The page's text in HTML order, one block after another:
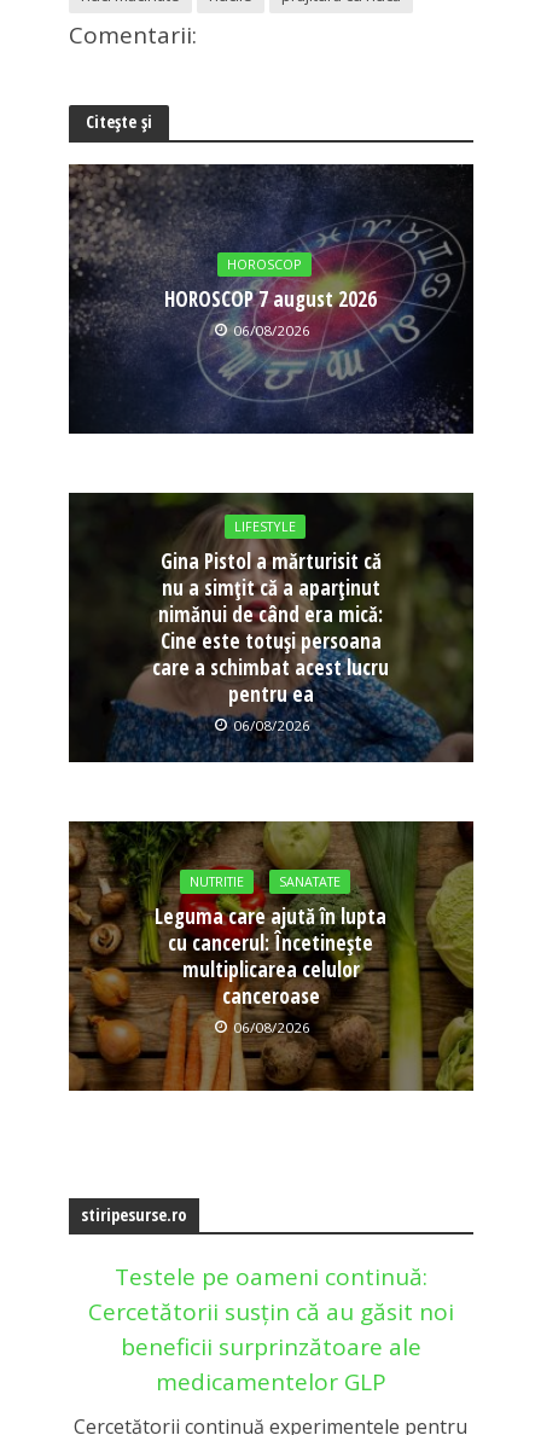
Comentarii:
Citește și
HOROSCOP
HOROSCOP 7 august 2026
06/08/2026
LIFESTYLE
Gina Pistol a mărturisit că
nu a simțit că a aparținut
nimănui de când era mică:
Cine este totuși persoana
care a schimbat acest lucru
pentru ea
06/08/2026
NUTRITIE SANATATE
Leguma care ajută în lupta
cu cancerul: Încetinește
multiplicarea celulor
canceroase
06/08/2026
stiripesurse.ro
Testele pe oameni continuă:
Cercetătorii susțin că au găsit noi
beneficii surprinzătoare ale
medicamentelor GLP
Cercetătorii continuă experimentele pentru